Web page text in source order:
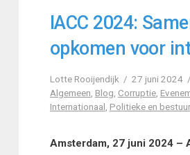
IACC 2024:
opkomen voor
Lotte Rooijendijk
27 juni 2024
Algemeen Blog Corruptie,
Internationaal Politieke en
Amsterdam, 27 juni 2024 –